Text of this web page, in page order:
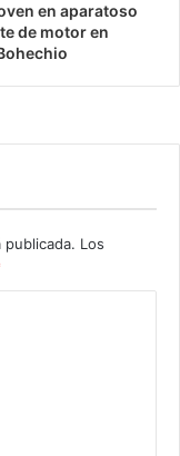
en aparatoso
de motor en
Los